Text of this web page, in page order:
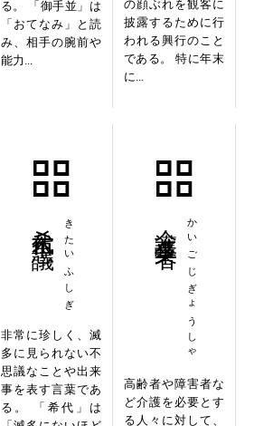
る。 「御手並」は
「おてなみ」と読
み、相手の腕前や
能力...
の顔ぶれを観客に
披露するために行
われる興行のこと
である。 特に年末
に...
きたいふしぎ
非常に珍しく、滅
多に見られない不
思議なことや出来
事を表す言葉であ
る。 「希代」は
かいごじぎょうしゃ
高齢者や障害者な
ど介護を必要とす
る人々に対して、